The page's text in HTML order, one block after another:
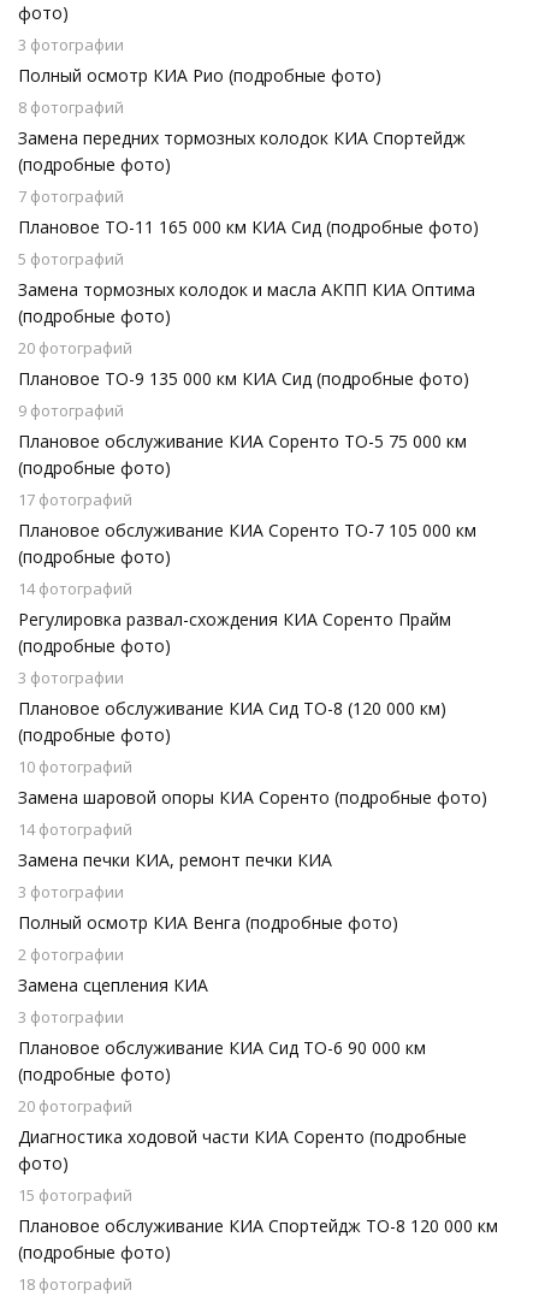
фото)
3 фотографии
Полный осмотр КИА Рио (подробные фото)
8 фотографий
Замена передних тормозных колодок КИА Спортейдж
(подробные фото)
7 фотографий
Плановое ТО-11 165 000 км КИА Сид (подробные фото)
5 фотографий
Замена тормозных колодок и масла АКПП КИА Оптима
(подробные фото)
20 фотографий
Плановое ТО-9 135 000 км КИА Сид (подробные фото)
9 фотографий
Плановое обслуживание КИА Соренто ТО-5 75 000 км
(подробные фото)
17 фотографий
Плановое обслуживание КИА Соренто ТО-7 105 000 км
(подробные фото)
14 фотографий
Регулировка развал-схождения КИА Соренто Прайм
(подробные фото)
3 фотографии
Плановое обслуживание КИА Сид ТО-8 (120 000 км)
(подробные фото)
10 фотографий
Замена шаровой опоры КИА Соренто (подробные фото)
14 фотографий
Замена печки КИА, ремонт печки КИА
3 фотографии
Полный осмотр КИА Венга (подробные фото)
2 фотографии
Замена сцепления КИА
3 фотографии
Плановое обслуживание КИА Сид ТО-6 90 000 км
(подробные фото)
20 фотографий
Диагностика ходовой части КИА Соренто (подробные
фото)
15 фотографий
Плановое обслуживание КИА Спортейдж ТО-8 120 000 км
(подробные фото)
18 фотографий